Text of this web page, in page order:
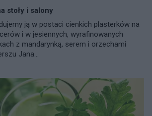
stoły i salony
ją w postaci cienkich plasterków na
i w jesiennych, wyrafinowanych
z mandarynką, serem i orzechami
Jana...